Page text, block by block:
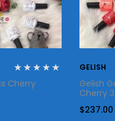
Cherry
GELISH
Gelish
Cherry 3
$237.00